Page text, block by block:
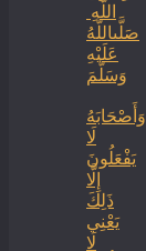
اللَّهِ ‏
‏صَلَّىاللَّهُ
عَلَيْهِ
وَسَلَّمَ
‏وَأَصْحَابَهُ
لَا
يَفْعَلُونَ
إِلَّا
ذَلِكَ
‏‏يَعْنِي
لَا